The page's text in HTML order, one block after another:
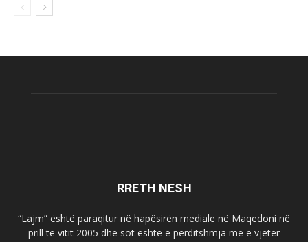
RRETH NESH
“Lajm” është paraqitur në hapësirën mediale në Maqedoni në
prill të vitit 2005 dhe sot është e përditshmja më e vjetër